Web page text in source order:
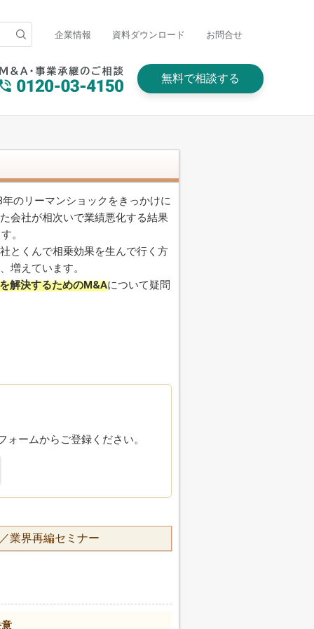
企業情報 資料ダウンロード お問合せ
無料で相談する
のリーマンショックをきっかけに
会社が相次いで業績悪化する結果
。
とくんで相乗効果を生んで行く方
増えています。
解決するためのM&Aについて疑問
ームからご登録ください。
業界再編セミナー